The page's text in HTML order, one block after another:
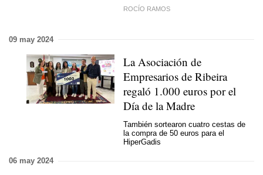
ROCÍO RAMOS
09 may 2024
La Asociación de
Empresarios de Ribeira
regaló 1.000 euros por el
Día de la Madre
También sortearon cuatro cestas de
la compra de 50 euros para el
HiperGadis
06 may 2024